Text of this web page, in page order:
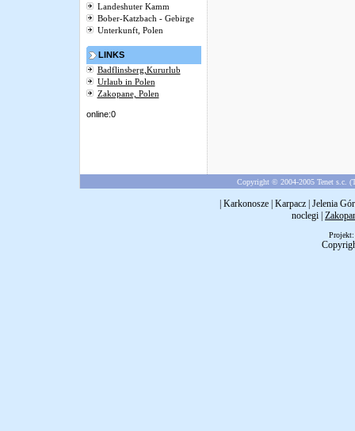
Landeshuter Kamm
Bober-Katzbach - Gebirge
Unterkunft, Polen
LINKS
Badflinsberg,Kururlub
Urlaub in Polen
Zakopane, Polen
online:0
Copyright © 2004-2005 Tenet s.c.
Karkonosze Karpacz Jelenia
noclegi